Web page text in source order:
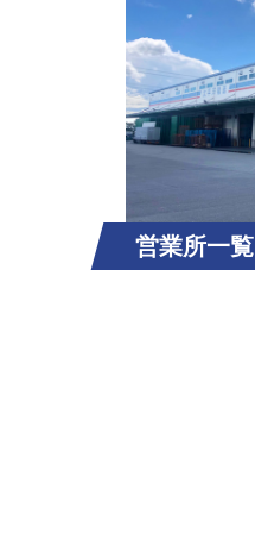
営業所一覧